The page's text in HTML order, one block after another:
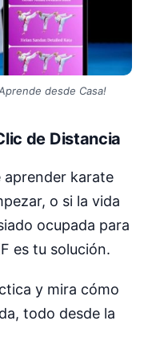
desde Casa!
de Distancia
aprender karate
o si la vida
ocupada para
es tu solución.
y mira cómo
todo desde la